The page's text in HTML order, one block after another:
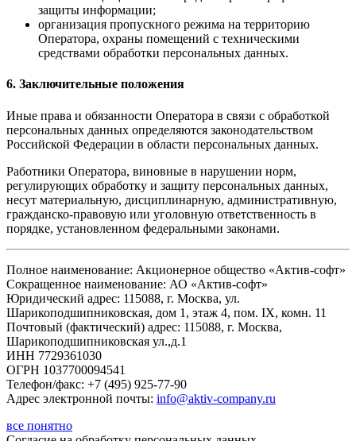
защиты информации;
организация пропускного режима на территорию
Оператора, охраны помещений с техническими
средствами обработки персональных данных.
6. Заключительные положения
Иные права и обязанности Оператора в связи с обработкой
персональных данных определяются законодательством
Российской Федерации в области персональных данных.
Работники Оператора, виновные в нарушении норм,
регулирующих обработку и защиту персональных данных,
несут материальную, дисциплинарную, административную,
гражданско-правовую или уголовную ответственность в
порядке, установленном федеральными законами.
Полное наименование: Акционерное общество «Актив-софт»
Сокращенное наименование: АО «Актив-софт»
Юридический адрес: 115088, г. Москва, ул.
Шарикоподшипниковская, дом 1, этаж 4, пом. IX, комн. 11
Почтовый (фактический) адрес: 115088, г. Москва,
Шарикоподшипниковская ул.,д.1
ИНН 7729361030
ОГРН 1037700094541
Телефон/факс: +7 (495) 925-77-90
Адрес электронной почты: info@aktiv-company.ru
все понятно